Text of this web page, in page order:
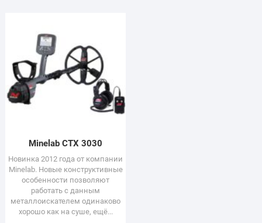
Minelab СТХ 3030
Новинка 2012 года от компании
Minelab. Новые конструктивные
особенности позволяют
работать с данным
металлоискателем одинаково
хорошо как на суше, ещё...